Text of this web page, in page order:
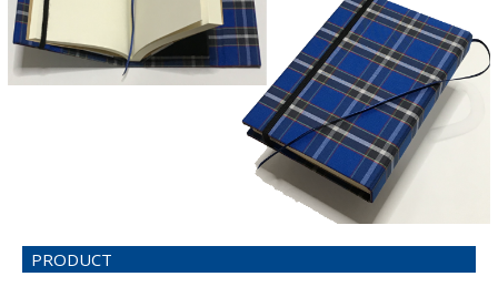
PRODUCT